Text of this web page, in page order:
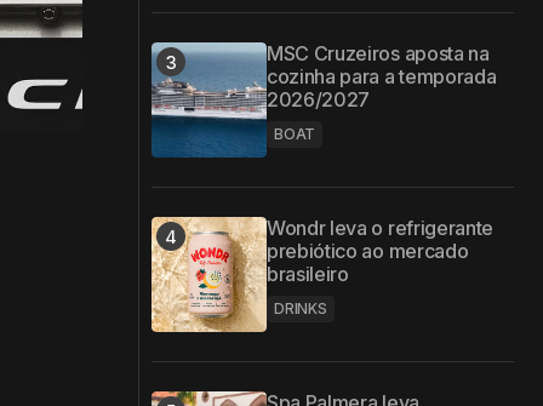
MSC Cruzeiros aposta na
cozinha para a temporada
2026/2027
BOAT
Wondr leva o refrigerante
prebiótico ao mercado
brasileiro
DRINKS